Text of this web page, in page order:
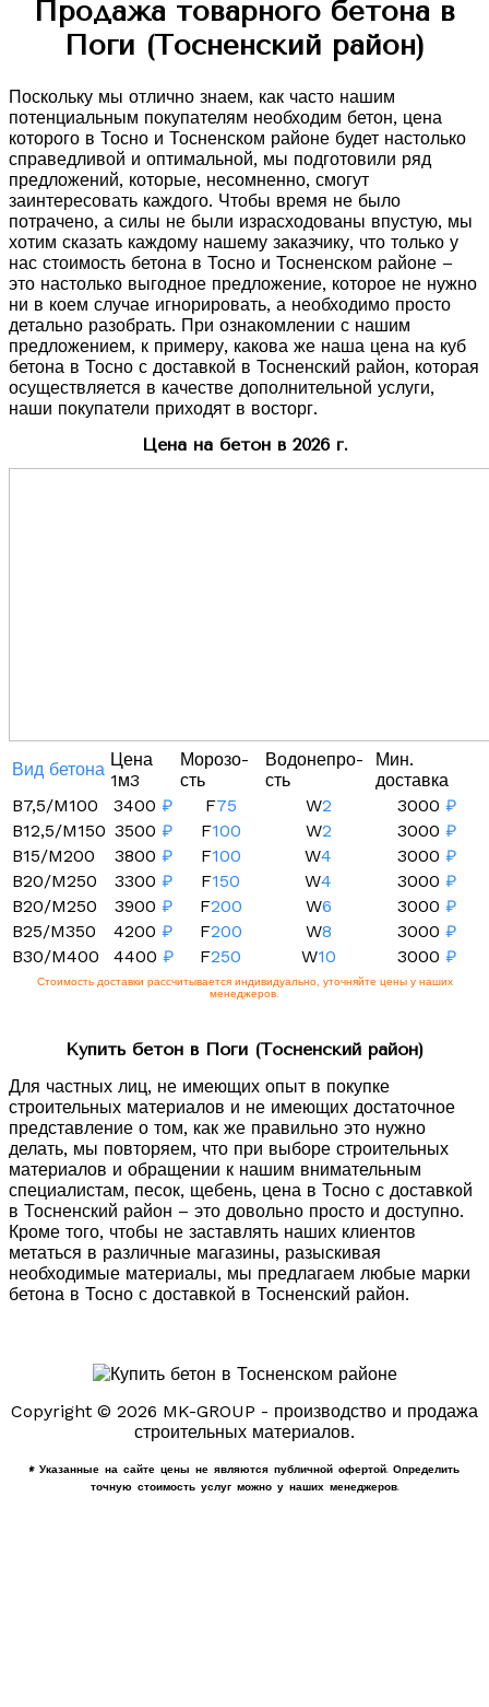
Продажа товарного бетона в
Поги (Тосненский район)
Поскольку мы отлично знаем, как часто нашим
потенциальным покупателям необходим бетон, цена
которого в Тосно и Тосненском районе будет настолько
справедливой и оптимальной, мы подготовили ряд
предложений, которые, несомненно, смогут
заинтересовать каждого. Чтобы время не было
потрачено, а силы не были израсходованы впустую, мы
хотим сказать каждому нашему заказчику, что только у
нас стоимость бетона в Тосно и Тосненском районе –
это настолько выгодное предложение, которое не нужно
ни в коем случае игнорировать, а необходимо просто
детально разобрать. При ознакомлении с нашим
предложением, к примеру, какова же наша цена на куб
бетона в Тосно с доставкой в Тосненский район, которая
осуществляется в качестве дополнительной услуги,
наши покупатели приходят в восторг.
Цена на бетон в 2026 г.
Вид бетона Цена
1м3
Морозо-
сть
Водонепро-
сть
Мин.
доставка
B7,5/M100
3400 ₽ F75 W2 3000 ₽
B12,5/M150 3500 ₽ F100 W2 3000 ₽
B15/M200
3800 ₽ F100 W4 3000 ₽
B20/M250
3300 ₽ F150 W4 3000 ₽
B20/M250
3900 ₽ F200 W6 3000 ₽
B25/M350
4200 ₽ F200 W8 3000 ₽
B30/M400
4400 ₽ F250 W10 3000 ₽
Стоимость доставки рассчитывается индивидуально, уточняйте цены у наших
менеджеров.
Купить бетон в Поги (Тосненский район)
Для частных лиц, не имеющих опыт в покупке
строительных материалов и не имеющих достаточное
представление о том, как же правильно это нужно
делать, мы повторяем, что при выборе строительных
материалов и обращении к нашим внимательным
специалистам, песок, щебень, цена в Тосно с доставкой
в Тосненский район – это довольно просто и доступно.
Кроме того, чтобы не заставлять наших клиентов
метаться в различные магазины, разыскивая
необходимые материалы, мы предлагаем любые марки
бетона в Тосно с доставкой в Тосненский район.
Copyright © 2026 MK-GROUP - производство и продажа
строительных материалов.
* Указанные на сайте цены не являются публичной офертой. Определить
точную стоимость услуг можно у наших менеджеров.